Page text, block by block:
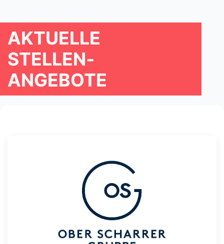
AKTUELLE
STELLEN­
ANGEBOTE